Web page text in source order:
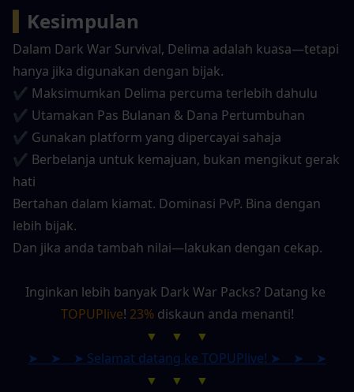
Kesimpulan
Dalam Dark War Survival, Delima adalah kuasa—tetapi
hanya jika digunakan dengan bijak.
✔ Maksimumkan Delima percuma terlebih dahulu
✔ Utamakan Pas Bulanan & Dana Pertumbuhan
✔ Gunakan platform yang dipercayai sahaja
✔ Berbelanja untuk kemajuan, bukan mengikut gerak
hati
Bertahan dalam kiamat. Dominasi PvP. Bina dengan
lebih bijak.
Dan jika anda tambah nilai—lakukan dengan cekap.
TOPUPlive! 23% diskaun anda menanti!
▼　▼　▼
➤　➤　➤ Selamat datang ke TOPUPlive! ➤　➤　➤
▼　▼　▼